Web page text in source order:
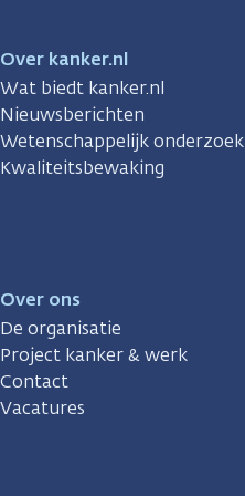
Over kanker.nl
Wat biedt kanker.nl
Nieuwsberichten
Wetenschappelijk onderzoek
Kwaliteitsbewaking
Over ons
De organisatie
Project kanker & werk
Contact
Vacatures